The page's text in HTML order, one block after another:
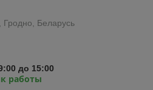
Беларусь
до 15:00
работы